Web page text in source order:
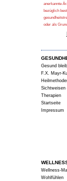
anerkannte
bezüglich
oder als
Gesund
F.X. Mayr-
Sichtweisen
Therapien
Startseite
Impressum
Wellness-
Wohlfühlen